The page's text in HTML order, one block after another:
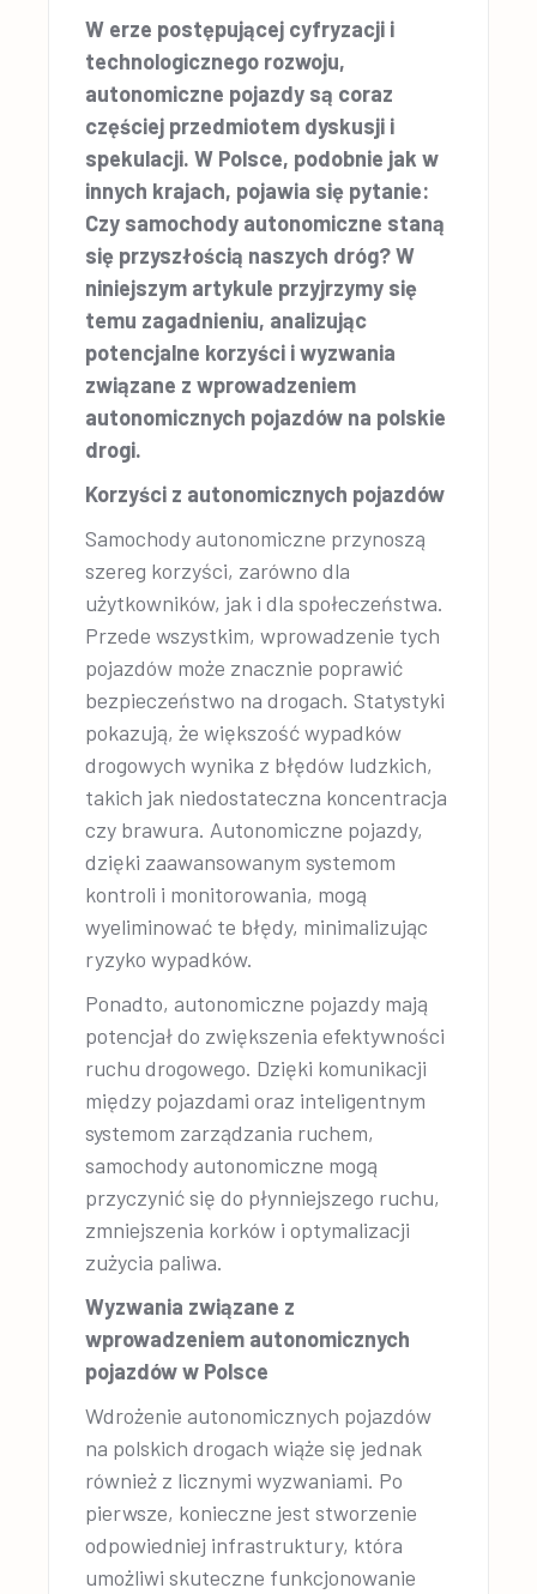
W erze postępującej cyfryzacji i
technologicznego rozwoju,
autonomiczne pojazdy są coraz
częściej przedmiotem dyskusji i
spekulacji. W Polsce, podobnie jak w
innych krajach, pojawia się pytanie:
Czy samochody autonomiczne staną
się przyszłością naszych dróg? W
niniejszym artykule przyjrzymy się
temu zagadnieniu, analizując
potencjalne korzyści i wyzwania
związane z wprowadzeniem
autonomicznych pojazdów na polskie
drogi.
Korzyści z autonomicznych pojazdów
Samochody autonomiczne przynoszą
szereg korzyści, zarówno dla
użytkowników, jak i dla społeczeństwa.
Przede wszystkim, wprowadzenie tych
pojazdów może znacznie poprawić
bezpieczeństwo na drogach. Statystyki
pokazują, że większość wypadków
drogowych wynika z błędów ludzkich,
takich jak niedostateczna koncentracja
czy brawura. Autonomiczne pojazdy,
dzięki zaawansowanym systemom
kontroli i monitorowania, mogą
wyeliminować te błędy, minimalizując
ryzyko wypadków.
Ponadto, autonomiczne pojazdy mają
potencjał do zwiększenia efektywności
ruchu drogowego. Dzięki komunikacji
między pojazdami oraz inteligentnym
systemom zarządzania ruchem,
samochody autonomiczne mogą
przyczynić się do płynniejszego ruchu,
zmniejszenia korków i optymalizacji
zużycia paliwa.
Wyzwania związane z
wprowadzeniem autonomicznych
pojazdów w Polsce
Wdrożenie autonomicznych pojazdów
na polskich drogach wiąże się jednak
również z licznymi wyzwaniami. Po
pierwsze, konieczne jest stworzenie
odpowiedniej infrastruktury, która
umożliwi skuteczne funkcjonowanie